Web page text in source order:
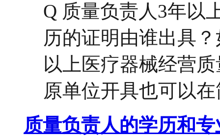
Q 质量负责人3年以
历的证明由谁出具
以上医疗器械经营
原单位开具也可以
质量负责人的学历和